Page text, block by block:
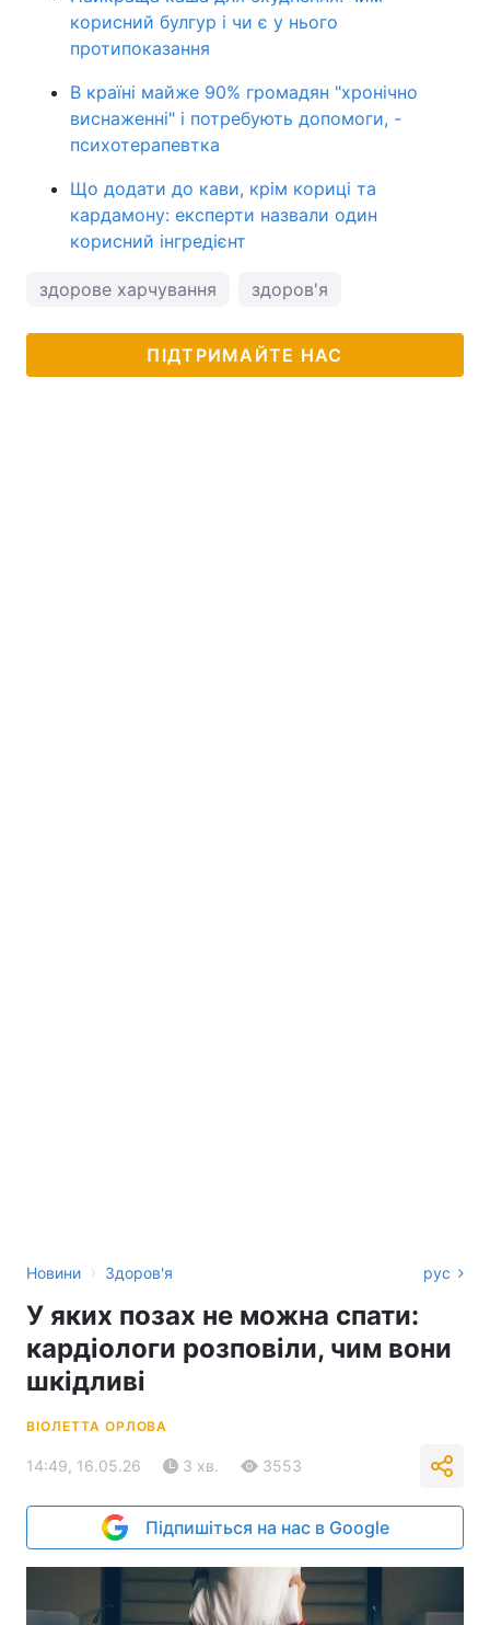
корисний булгур і чи є у нього
протипоказання
В країні майже 90% громадян "хронічно
виснаженні" і потребують допомоги, -
психотерапевтка
Що додати до кави, крім кориці та
кардамону: експерти назвали один
корисний інгредієнт
здорове харчування здоров'я
ПІДТРИМАЙТЕ НАС
Новини › Здоров'я рус
У яких позах не можна спати:
кардіологи розповіли, чим вони
шкідливі
ВІОЛЕТТА ОРЛОВА
14:49, 16.05.26 3 хв. 3553
Підпишіться на нас в Google